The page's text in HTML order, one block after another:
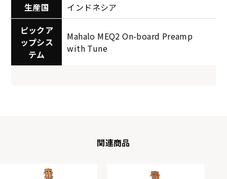
生産国
インドネシア
ピックア
ップシス
テム
Mahalo MEQ2 On-board Preamp
with Tune
関連商品